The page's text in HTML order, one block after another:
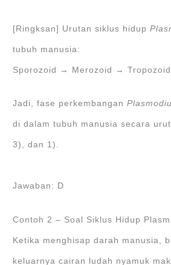
[Ringksan] Urutan siklus hidup
tubuh manusia:
Sporozoid → Merozoid →
Jadi, fase perkembangan
di dalam tubuh manusia secara
3), dan 1).
Jawaban: D
Contoh 2 – Soal Siklus Hidup
Ketika menghisap darah manusia,
keluarnya cairan ludah nyamuk